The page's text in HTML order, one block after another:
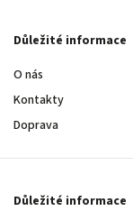
Důležité informace
O nás
Kontakty
Doprava
Důležité informace